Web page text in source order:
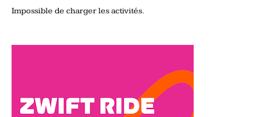
Impossible de charger les activités.